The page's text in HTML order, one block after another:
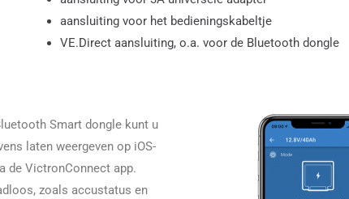
aansluiting voor het bedieningskabeltje
VE.Direct aansluiting, o.a. voor de Bluetooth dongle
Smart dongle kunt u
laten weergeven op iOS-
de VictronConnect app.
zoals accustatus en